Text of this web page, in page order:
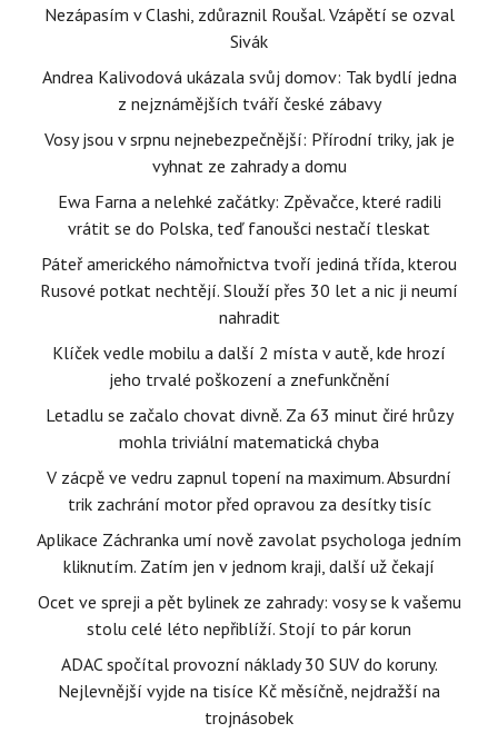
Nezápasím v Clashi, zdůraznil Roušal. Vzápětí se ozval
Sivák
Andrea Kalivodová ukázala svůj domov: Tak bydlí jedna
z nejznámějších tváří české zábavy
Vosy jsou v srpnu nejnebezpečnější: Přírodní triky, jak je
vyhnat ze zahrady a domu
Ewa Farna a nelehké začátky: Zpěvačce, které radili
vrátit se do Polska, teď fanoušci nestačí tleskat
Páteř amerického námořnictva tvoří jediná třída, kterou
Rusové potkat nechtějí. Slouží přes 30 let a nic ji neumí
nahradit
Klíček vedle mobilu a další 2 místa v autě, kde hrozí
jeho trvalé poškození a znefunkčnění
Letadlu se začalo chovat divně. Za 63 minut čiré hrůzy
mohla triviální matematická chyba
V zácpě ve vedru zapnul topení na maximum. Absurdní
trik zachrání motor před opravou za desítky tisíc
Aplikace Záchranka umí nově zavolat psychologa jedním
kliknutím. Zatím jen v jednom kraji, další už čekají
Ocet ve spreji a pět bylinek ze zahrady: vosy se k vašemu
stolu celé léto nepřiblíží. Stojí to pár korun
ADAC spočítal provozní náklady 30 SUV do koruny.
Nejlevnější vyjde na tisíce Kč měsíčně, nejdražší na
trojnásobek